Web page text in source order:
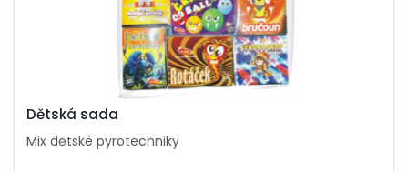
Dětská sada
Mix dětské pyrotechniky